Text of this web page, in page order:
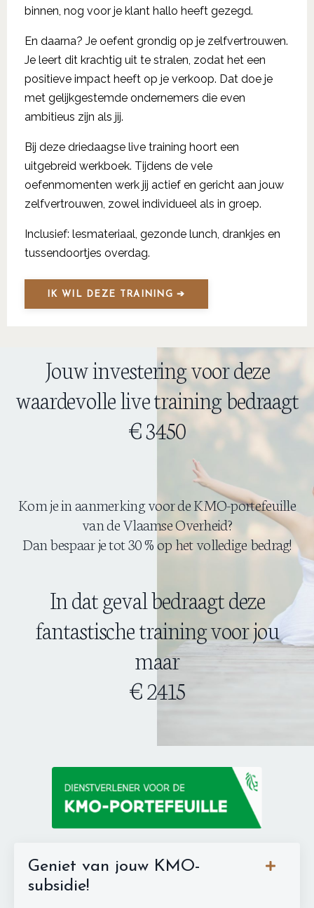
binnen, nog voor je klant hallo heeft gezegd.
En daarna? Je oefent grondig op je zelfvertrouwen.
Je leert dit krachtig uit te stralen, zodat het een
positieve impact heeft op je verkoop. Dat doe je
met gelijkgestemde ondernemers die even
ambitieus zijn als jij.
Bij deze driedaagse live training hoort een
uitgebreid werkboek. Tijdens de vele
oefenmomenten werk jij actief en gericht aan jouw
zelfvertrouwen, zowel individueel als in groep.
Inclusief: lesmateriaal, gezonde lunch, drankjes en
tussendoortjes overdag.
IK WIL DEZE TRAINING ➔
Jouw investering voor deze
waardevolle live training bedraagt
€ 3450
Kom je in aanmerking voor de KMO-portefeuille
van de Vlaamse Overheid?
Dan bespaar je tot 30 % op het volledige bedrag!
In dat geval bedraagt deze
fantastische training voor jou
maar
€ 2415
Geniet van jouw KMO-
subsidie!